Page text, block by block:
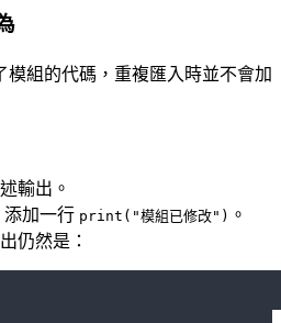
組的代碼，重複匯入時並不會加
輸出。
添加一行 print("模組已修改") 。
仍然是：